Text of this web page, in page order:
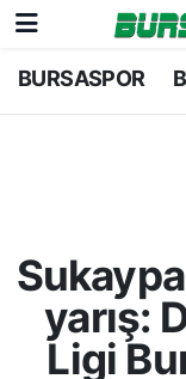
BURSASPOR
yarış:
Ligi
Bursaspor
Bursa
Hentbol
Bursa
Bursa
TFF 2.Lig